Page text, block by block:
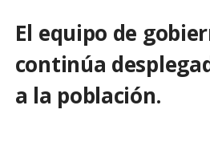
El equipo de
continúa
a la población.